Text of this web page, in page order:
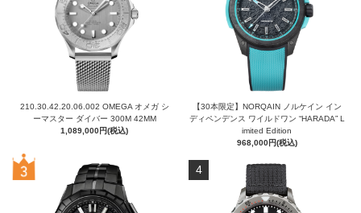
210.30.42.20.06.002 OMEGA オメガ シ
ーマスター ダイバー 300M 42MM
1,089,000円(税込)
【30本限定】NORQAIN ノルケイン イン
ディペンデンス ワイルドワン “HARADA” L
imited Edition
968,000円(税込)
4